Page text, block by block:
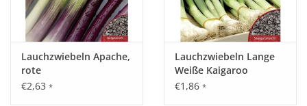
Lauchzwiebeln Apache,
rote
€2,63 *
Lauchzwiebeln Lange
Weiße Kaigaroo
€1,86 *